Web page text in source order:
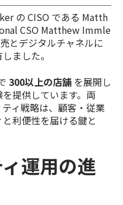
の CISO である Matth
CSO Matthew Immle
とデジタルチャネルに
ました。
300以上の店舗 を展開し
提供しています。両
ィ戦略は、顧客・従業
利便性を届ける鍵と
運用の進